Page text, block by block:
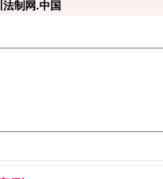
制网.中国